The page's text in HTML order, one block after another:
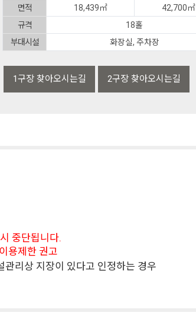
1구장 찾아오시는길 2구장 찾아오시는길
면적
18,439㎡
42,700㎡
규격
18홀
부대시설
화장실, 주차장
중단됩니다.
용제한 권고
리상 지장이 있다고 인정하는 경우